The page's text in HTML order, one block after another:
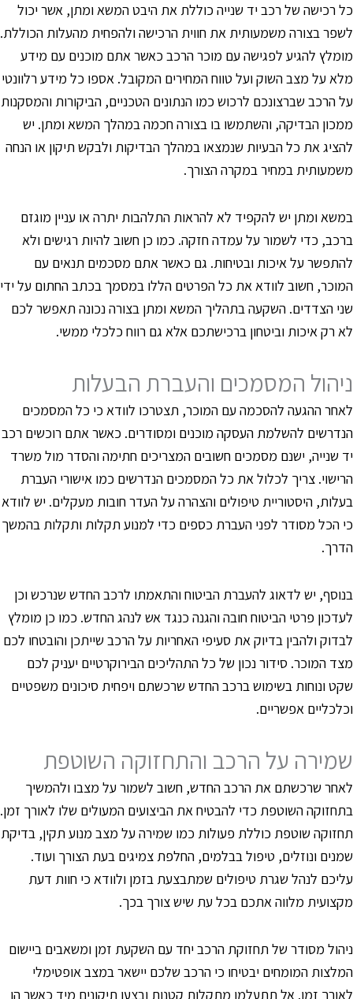
רכישה של רכב יד שנייה כוללת את היבט המשא ומתן, אשר יכול
בצורה משמעותית את חווית הרכישה ולהפחית מהעלות הכוללת.
להגיע לפגישה עם מוכר הרכב כאשר אתם מוכנים עם מידע
על מצב השוק ועל טווח המחירים המקובל. אספו כל מידע רלוונטי
הרכב שברצונכם לרכוש כמו הנתונים הטכניים, הביקורות והמסקנות
הבדיקה, והשתמשו בו בצורה חכמה במהלך המשא ומתן. יש
את כל הבעיות שנמצאו במהלך הבדיקות ולבקש תיקון או הנחה
במחיר במקרה הצורך.
ומתן יש להקפיד לא להראות התלהבות יתרה או עניין מוגזם
כדי לשמור על עמדה חזקה. כמו כן חשוב להיות רגישים ולא
על איכות ובטיחות. גם כאשר אתם מסכמים תנאים עם
חשוב לוודא את כל הפרטים הללו במסמך בכתב החתום על ידי
הצדדים. השקעה בתהליך המשא ומתן בצורה נכונה תאפשר לכם
רק איכות וביטחון ברכישתכם אלא גם רווח כלכלי ממשי.
המסמכים והעברת הבעלות
ההגעה להסכמה עם המוכר, תצטרכו לוודא כי כל המסמכים
להשלמת העסקה מוכנים ומסודרים. כאשר אתם רוכשים רכב
שנייה, ישנם מסמכים חשובים המצריכים חתימה והסדר מול משרד
צריך לכלול את כל המסמכים הנדרשים כמו אישורי העברת
היסטוריית טיפולים והצהרה על העדר חובות מעקלים. יש לוודא
הכל מסודר לפני העברת כספים כדי למנוע תקלות ותקלות בהמשך
יש לדאוג להעברת הביטוח והתאמתו לרכב החדש שנרכש וכן
פרטי הביטוח חובה והגנה כנגד אש לנהג החדש. כמו כן מומלץ
ולהבין בדיוק את סעיפי האחריות על הרכב שייתכן והובטחו לכם
המוכר. סידור נכון של כל התהליכים הבירוקרטיים יעניק לכם
ונוחות בשימוש ברכב החדש שרכשתם ויפחית סיכונים משפטיים
אפשריים.
על הרכב והתחזוקה השוטפת
שרכשתם את הרכב החדש, חשוב לשמור על מצבו ולהמשיך
השוטפת כדי להבטיח את הביצועים המעולים שלו לאורך זמן.
שוטפת כוללת פעולות כמו שמירה על מצב מנוע תקין, בדיקת
ונוזלים, טיפול בבלמים, החלפת צמיגים בעת הצורך ועוד.
לנהל שגרת טיפולים שמתבצעת בזמן ולוודא כי חוות דעת
מלווה אתכם בכל עת שיש צורך בכך.
מסודר של תחזוקת הרכב יחד עם השקעת זמן ומשאבים ביישום
המומחים יבטיחו כי הרכב שלכם יישאר במצב אופטימלי
זמן. אל תתעלמו מתקלות קטנות ובצעו תיקונים מיד כאשר הן